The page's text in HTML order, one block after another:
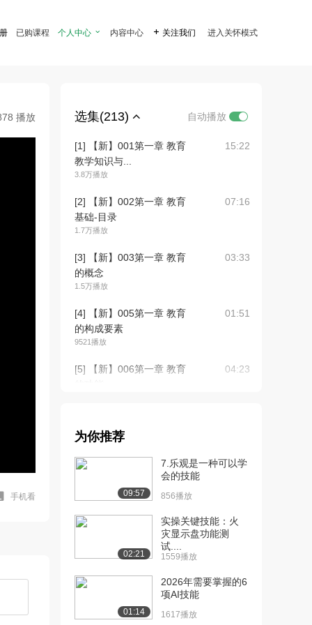
已购课程 个人中心  内容中心  关注我们 进入关怀模式
播放
手机看
选集(213) 自动播放
[1] 【新】001第一章 教育
教学知识与...
3.8万播放
15:22
[2] 【新】002第一章 教育
基础-目录
1.7万播放
07:16
[3] 【新】003第一章 教育
的概念
1.5万播放
03:33
[4] 【新】005第一章 教育
的构成要素
9521播放
01:51
[5] 【新】006第一章 教育
04:23
的起源
[7] 【新】008第一章 教育
[8] 【新】009第一章 教育
15:05
[9] 【新】010第一章 独立
形态教育学...
8352播放
为你推荐
09:57
7.乐观是一种可以学
会的技能
856播放
02:21
实操关键技能：火
灾显示盘功能测
试....
1559播放
01:14
2026年需要掌握的6
项AI技能
1617播放